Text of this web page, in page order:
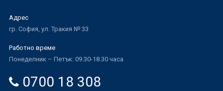
Адрес
гр. София, ул. Тракия № 33
Работно време
Понеделник – Петък: 09.30-18.30 часа
0700 18 308